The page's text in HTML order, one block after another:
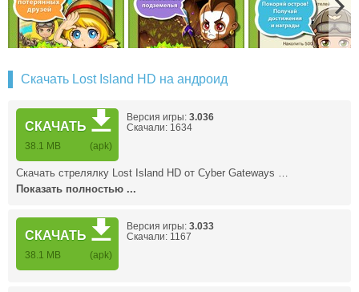
Скачать Lost Island HD на андроид
СКАЧАТЬ
38.1 MB (apk)
Версия игры: 3.036
Скачали: 1634
Скачать стрелялку Lost Island HD от Cyber Gateways …
Показать полностью ...
СКАЧАТЬ
38.1 MB (apk)
Версия игры: 3.033
Скачали: 1167